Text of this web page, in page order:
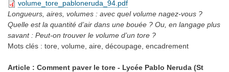
volume_tore_pabloneruda_94.pdf
Longueurs, aires, volumes : avec quel volume nagez-vous ?
Quelle est la quantité d’air dans une bouée ? Ou, en langage plus
savant : Peut-on trouver le volume d’un tore ?
Mots clés : tore, volume, aire, découpage, encadrement
Article : Comment paver le tore - Lycée Pablo Neruda (St